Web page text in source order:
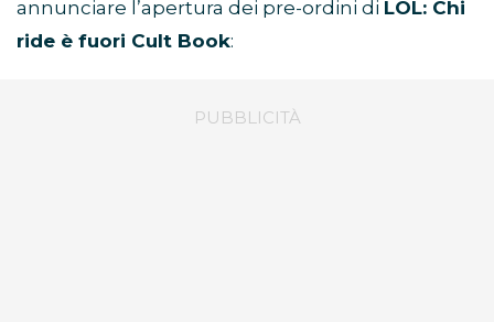
annunciare l’apertura dei pre-ordini di LOL: Chi
ride è fuori Cult Book: